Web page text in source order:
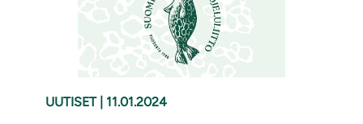
UUTISET 11.01.2024